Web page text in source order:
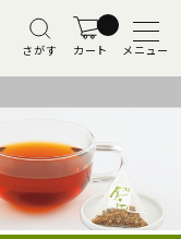
さがす カート メニュー